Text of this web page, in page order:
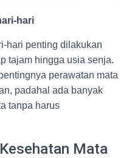
hari
hari penting dilakukan
tajam hingga usia senja.
perawatan mata
padahal ada banyak
tanpa harus
Mata